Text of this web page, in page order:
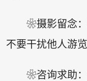
❀摄影留念
不要干扰他人游
❀咨询求助